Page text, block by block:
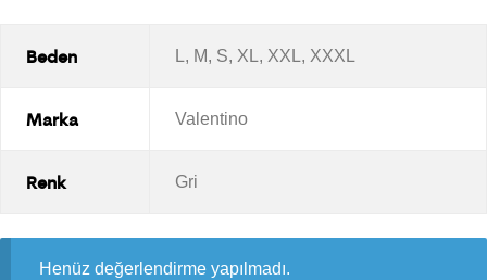
Beden L, M, S, XL, XXL, XXXL
Marka Valentino
Renk Gri
Henüz değerlendirme yapılmadı.